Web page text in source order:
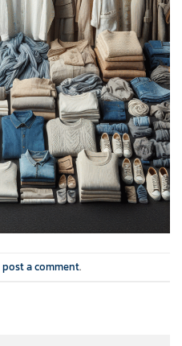
post a comment.